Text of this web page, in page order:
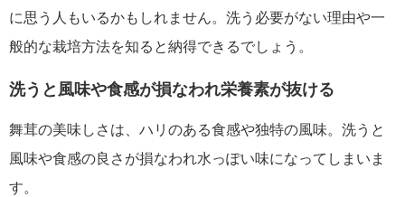
に思う人もいるかもしれません。洗う必要がない理由や一
般的な栽培方法を知ると納得できるでしょう。
洗うと風味や食感が損なわれ栄養素が抜ける
舞茸の美味しさは、ハリのある食感や独特の風味。洗うと
風味や食感の良さが損なわれ水っぽい味になってしまいま
す。